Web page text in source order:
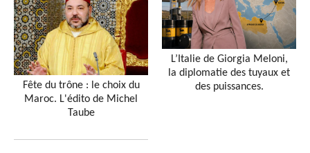
Fête du trône : le choix du
Maroc. L'édito de Michel
Taube
L’Italie de Giorgia Meloni,
la diplomatie des tuyaux et
des puissances.